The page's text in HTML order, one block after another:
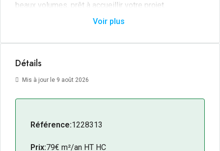
beaux volumes, prêt à accueillir votre projet.
Voir plus
Détails
Mis à jour le 9 août 2026
Référence:1228313
Prix:79€ m²/an HT HC